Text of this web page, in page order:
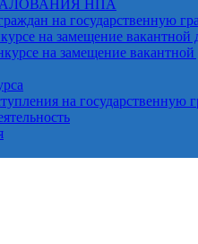
НПА
на государственную
на замещение вакантной
на замещение
на